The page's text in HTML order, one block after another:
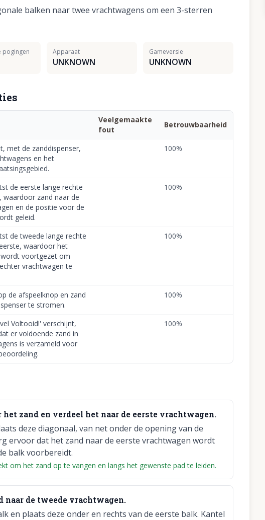
balken naar twee vrachtwagens om een 3-sterren
pogingen Apparaat
UNKNOWN
Gameversie
UNKNOWN
Veelgemaakte
fout
Betrouwbaarheid
met de zanddispenser,
en het
100%
de eerste lange rechte
waardoor zand naar de
en de positie voor de
geleid.
100%
de tweede lange rechte
waardoor het
voortgezet om
vrachtwagen te
100%
de afspeelknop en zand
te stromen.
100%
Voltooid!' verschijnt,
er voldoende zand in
is verzameld voor
100%
zand en verdeel het naar de eerste vrachtwagen.
deze diagonaal, van net onder de opening van de
ervoor dat het zand naar de eerste vrachtwagen wordt
balk voorbereidt.
om het zand op te vangen en langs het gewenste pad te leiden.
naar de tweede vrachtwagen.
en plaats deze onder en rechts van de eerste balk. Kantel